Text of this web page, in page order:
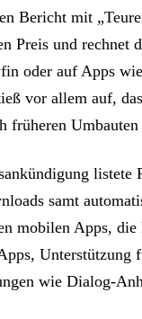
Bericht mit
Preis und rechnet
oder auf Apps
vor allem auf,
früheren
listete
samt
mobilen Apps,
Unterstützung
wie Dialog-